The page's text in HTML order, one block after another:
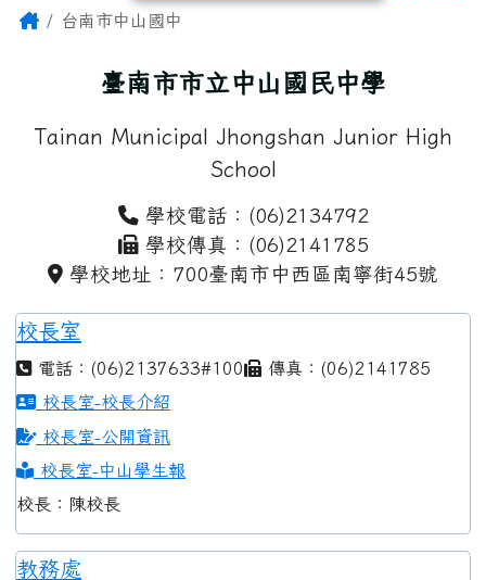
主內容區域
Home台南市中山國中
臺南市市立中山國民中學
Tainan Municipal Jhongshan Junior High
School
學校電話：(06)2134792
學校傳真：(06)2141785
學校地址：700臺南市中西區南寧街45號
校長室
電話：(06)2137633#100
傳真：(06)2141785
校長室-校長介紹
校長室-公開資訊
校長室-中山學生報
校長：陳校長
教務處
頁尾區域